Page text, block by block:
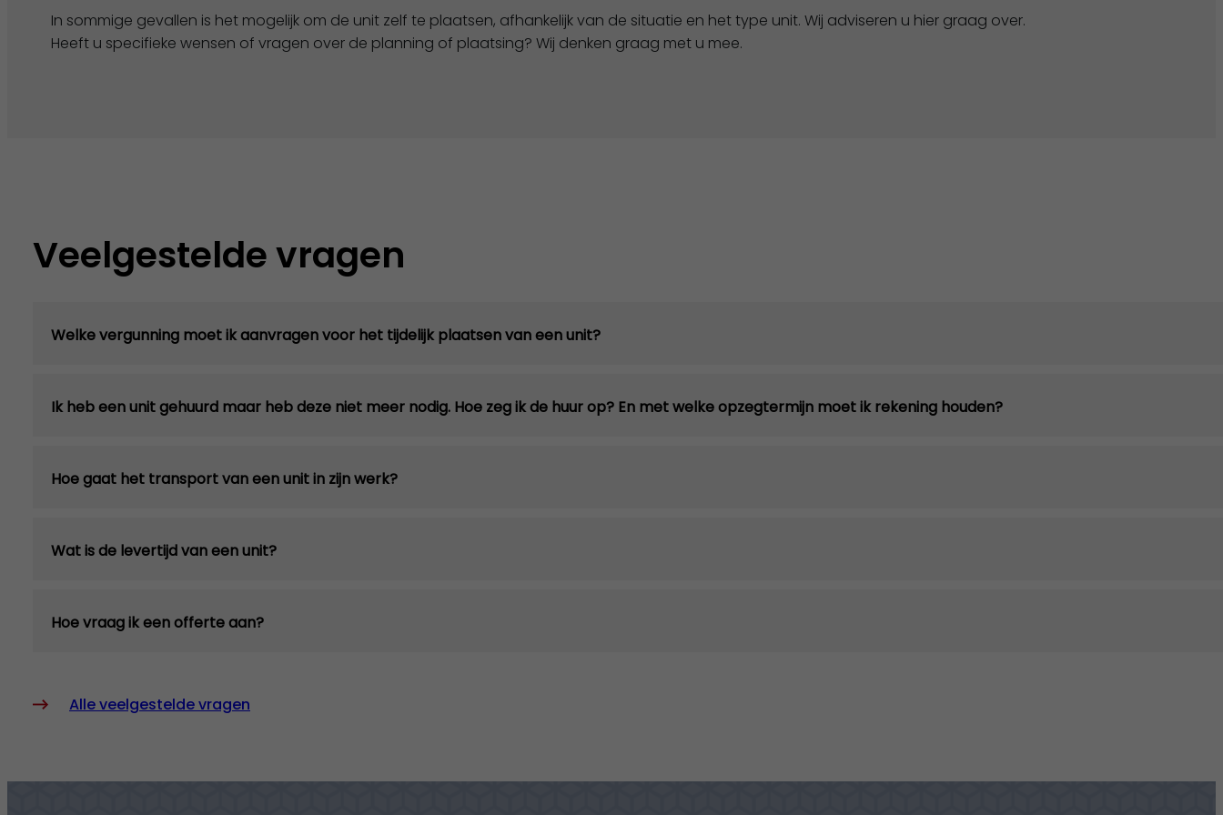
In sommige gevallen is het mogelijk om de unit zelf te plaatsen, afhankelijk van de situatie en het type unit. Wij adviseren u hier graag over.
Heeft u specifieke wensen of vragen over de planning of plaatsing? Wij denken graag met u mee.
Veelgestelde vragen
Welke vergunning moet ik aanvragen voor het tijdelijk plaatsen van een unit?
Ik heb een unit gehuurd maar heb deze niet meer nodig. Hoe zeg ik de huur op? En met welke opzegtermijn moet ik rekening houden?
Hoe gaat het transport van een unit in zijn werk?
Wat is de levertijd van een unit?
Hoe vraag ik een offerte aan?
Alle veelgestelde vragen